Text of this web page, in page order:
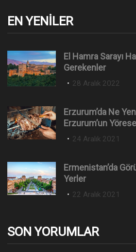
EN YENILER
El Hamra Sarayı
Gerekenler
P
t
e
d
n
28 Aralık 2022
Erzurum’da Ne
Erzurum’un
P
t
e
d
24 Aralık 2021
Ermenistan’da
Yerler
P
t
22 Aralık 2021
SON YORUMLAR